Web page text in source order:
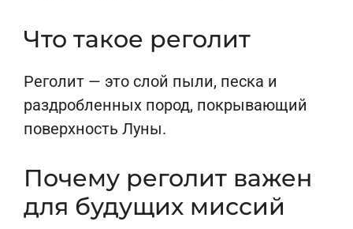
Что такое реголит
Реголит — это слой пыли, песка и
раздробленных пород, покрывающий
поверхность Луны.
Почему реголит важен
для будущих миссий